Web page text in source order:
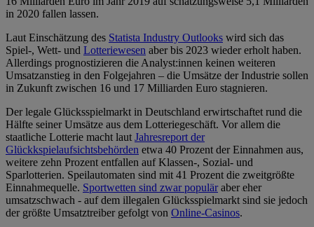
in 2020 fallen lassen.
Laut Einschätzung des Statista Industry Outlooks wird sich das
Spiel-, Wett- und Lotteriewesen aber bis 2023 wieder erholt haben.
Allerdings prognostizieren die Analyst:innen keinen weiteren
Umsatzanstieg in den Folgejahren – die Umsätze der Industrie sollen
in Zukunft zwischen 16 und 17 Milliarden Euro stagnieren.
Der legale Glücksspielmarkt in Deutschland erwirtschaftet rund die
Hälfte seiner Umsätze aus dem Lotteriegeschäft. Vor allem die
staatliche Lotterie macht lautJahresreport der
Glückkspielaufsichtsbehörden etwa 40 Prozent der Einnahmen aus,
weitere zehn Prozent entfallen auf Klassen-, Sozial- und
Sparlotterien. Speilautomaten sind mit 41 Prozent die zweitgrößte
Einnahmequelle. Sportwetten sind zwar populäraber eher
umsatzschwach - auf dem illegalen Glücksspielmarkt sind sie jedoch
der größte Umsatztreiber gefolgt von Online-Casinos.